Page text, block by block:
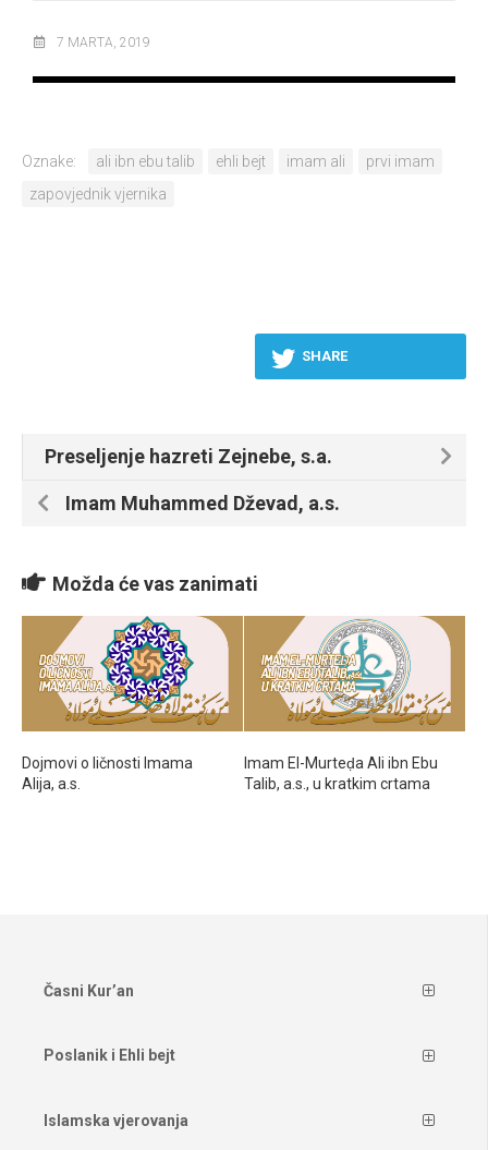
7 MARTA, 2019
Oznake: ali ibn ebu talib ehli bejt imam ali
prvi imam
zapovjednik vjernika
SHARE
Preseljenje hazreti Zejnebe, s.a.
Imam Muhammed Dževad, a.s.
Možda će vas zanimati
Dojmovi o ličnosti Imama
Alija, a.s.
Imam El-Murteḍa Ali ibn Ebu
Talib, a.s., u kratkim crtama
Časni Kur’an
Poslanik i Ehli bejt
Islamska vjerovanja